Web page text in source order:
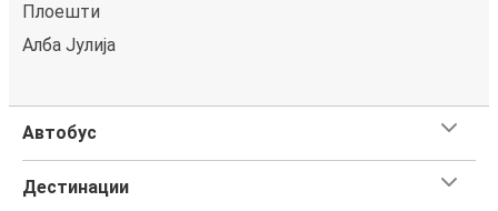
Плоешти
Алба Јулија
Автобус
Дестинации